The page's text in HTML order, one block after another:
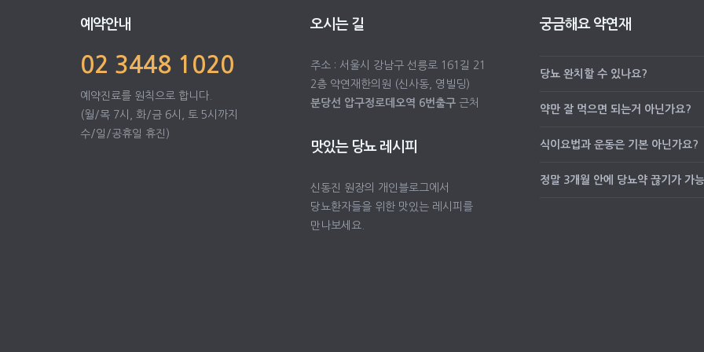
예약안내
02 3448 1020
예약진료를 원칙으로 합니다.
(월/목 7시, 화/금 6시, 토 5시까지
수/일/공휴일 휴진)
오시는 길
주소 : 서울시 강남구 선릉로 161길 21
2층 약연재한의원 (신사동, 영빌딩)
분당선 압구정로데오역 6번출구근처
맛있는 당뇨 레시피
신동진 원장의 개인블로그에서
당뇨환자들을 위한 맛있는 레시피를
만나보세요.
궁금해요 약연재
당뇨 완치할 수 있나요?
약만 잘 먹으면 되는거 아닌가요?
식이요법과 운동은 기본 아닌가요?
정말 3개월 안에 당뇨약 끊기가 가